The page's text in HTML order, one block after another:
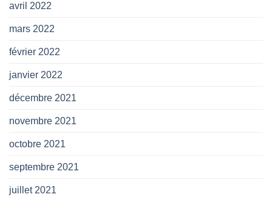
avril 2022
mars 2022
février 2022
janvier 2022
décembre 2021
novembre 2021
octobre 2021
septembre 2021
juillet 2021